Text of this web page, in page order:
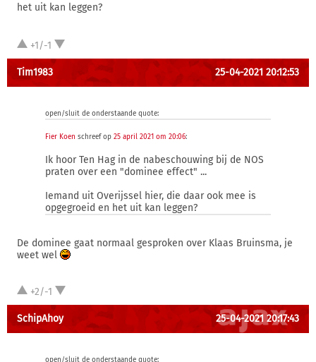
het uit kan leggen?
+1/-1
Tim1983 25-04-2021 20:12:53
open/sluit de onderstaande quote:
Fier Koen schreef op 25 april 2021 om 20:06:
Ik hoor Ten Hag in de nabeschouwing bij de NOS
praten over een "dominee effect" ...
Iemand uit Overijssel hier, die daar ook mee is
opgegroeid en het uit kan leggen?
De dominee gaat normaal gesproken over Klaas Bruinsma, je
weet wel
+2/-1
SchipAhoy 25-04-2021 20:17:43
open/sluit de onderstaande quote: